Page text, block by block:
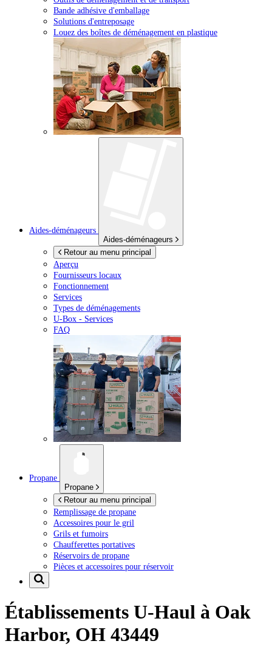
Bande adhésive d'emballage
Solutions d'entreposage
Louez des boîtes de déménagement en plastique
Aides-déménageurs
Aides-déménageurs
Retour au menu principal
Aperçu
Fournisseurs locaux
Fonctionnement
Services
Types de déménagements
U-Box - Services
FAQ
Propane
Propane
Retour au menu principal
Remplissage de propane
Accessoires pour le gril
Grils et fumoirs
Chaufferettes portatives
Réservoirs de propane
Pièces et accessoires pour réservoir
Établissements U-Haul à Oak
Harbor, OH 43449